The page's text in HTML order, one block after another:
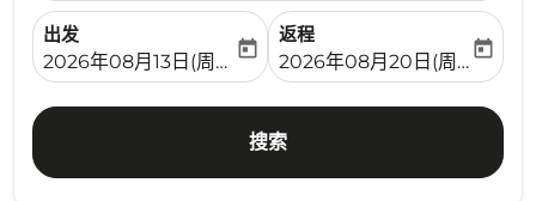
出发
fc-booking-departure-date-aria-label
2026年08月13日(周四)
today
返程
fc-booking-return-date-
2026年08月20日(周四)
today
搜索